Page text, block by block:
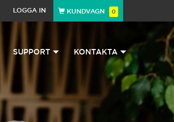
LOGGA IN KUNDVAGN 0
SUPPORT KONTAKTA